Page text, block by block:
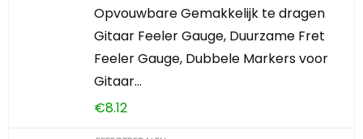
Opvouwbare Gemakkelijk te dragen
Gitaar Feeler Gauge, Duurzame Fret
Feeler Gauge, Dubbele Markers voor
Gitaar…
€8.12